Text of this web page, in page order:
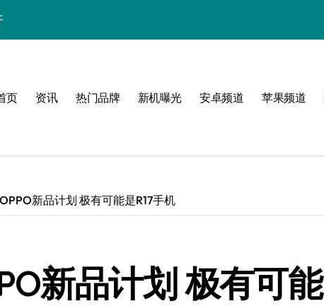
感
视界
页 资讯 热门品牌 新机曝光 安卓频道 苹果频道
新品计划 极有可能是R17手机
新品计划 极有可能